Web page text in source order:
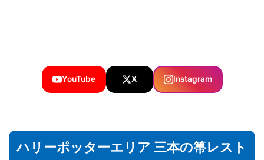
YouTube X Instagram
ハリーポッターエリア 三本の箒レスト